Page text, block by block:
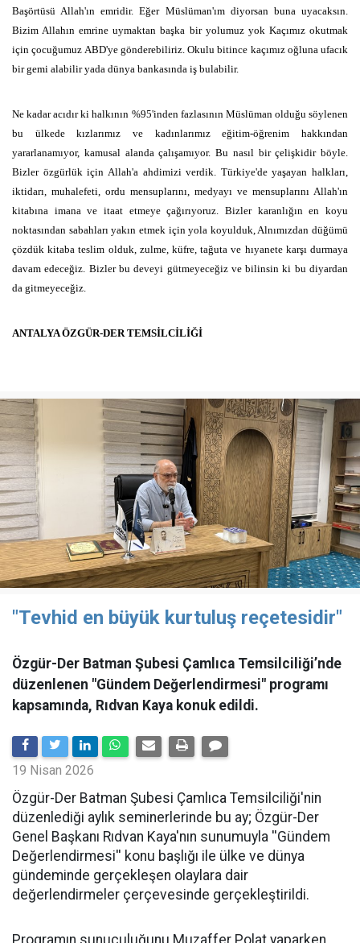
Başörtüsü Allah'ın emridir. Eğer Müslüman'ım diyorsan buna uyacaksın.
Bizim Allahın emrine uymaktan başka bir yolumuz yok Kaçımız okutmak
için çocuğumuz ABD'ye gönderebiliriz. Okulu bitince kaçımız oğluna ufacık
bir gemi alabilir yada dünya bankasında iş bulabilir.
Ne kadar acıdır ki halkının %95'inden fazlasının Müslüman olduğu söylenen
bu ülkede kızlarımız ve kadınlarımız eğitim-öğrenim hakkından
yararlanamıyor, kamusal alanda çalışamıyor. Bu nasıl bir çelişkidir böyle.
Bizler özgürlük için Allah'a ahdimizi verdik. Türkiye'de yaşayan halkları,
iktidarı, muhalefeti, ordu mensuplarını, medyayı ve mensuplarını Allah'ın
kitabına imana ve itaat etmeye çağırıyoruz. Bizler karanlığın en koyu
noktasından sabahları yakın etmek için yola koyulduk, Alnımızdan düğümü
çözdük kitaba teslim olduk, zulme, küfre, tağuta ve hıyanete karşı durmaya
davam edeceğiz. Bizler bu deveyi gütmeyeceğiz ve bilinsin ki bu diyardan
da gitmeyeceğiz.
ANTALYA ÖZGÜR-DER TEMSİLCİLİĞİ
"Tevhid en büyük kurtuluş reçetesidir"
Özgür-Der Batman Şubesi Çamlıca Temsilciliği’nde
düzenlenen "Gündem Değerlendirmesi" programı
kapsamında, Rıdvan Kaya konuk edildi.
19 Nisan 2026
​Özgür-Der Batman Şubesi Çamlıca Temsilciliği'nin
düzenlediği aylık seminerlerinde bu ay; Özgür-Der
Genel Başkanı Rıdvan Kaya'nın sunumuyla ''Gündem
Değerlendirmesi'' konu başlığı ile ülke ve dünya
gündeminde gerçekleşen olaylara dair
değerlendirmeler çerçevesinde gerçekleştirildi.